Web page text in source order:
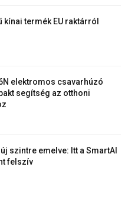
kínai termék EU raktárról
elektromos csavarhúzó
segítség az otthoni
szintre emelve: Itt a SmartAI
felszív